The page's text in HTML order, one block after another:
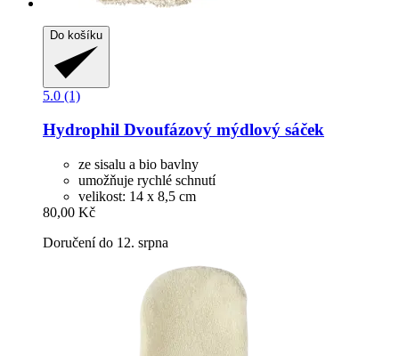
Do košíku
5.0 (1)
Hydrophil Dvoufázový mýdlový sáček
ze sisalu a bio bavlny
umožňuje rychlé schnutí
velikost: 14 x 8,5 cm
80,00 Kč
Doručení do 12. srpna